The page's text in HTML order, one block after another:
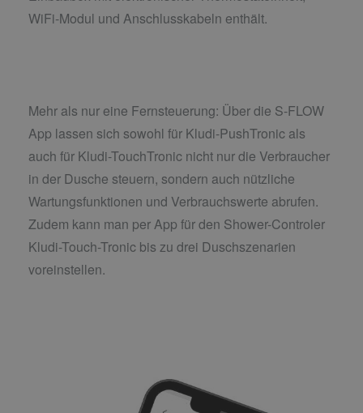
WiFi-Modul und Anschlusskabeln enthält.
Mehr als nur eine Fernsteuerung: Über die S-FLOW
App lassen sich sowohl für Kludi-PushTronic als
auch für Kludi-TouchTronic nicht nur die Verbraucher
in der Dusche steuern, sondern auch nützliche
Wartungsfunktionen und Verbrauchswerte abrufen.
Zudem kann man per App für den Shower-Controler
Kludi-Touch-Tronic bis zu drei Duschszenarien
voreinstellen.